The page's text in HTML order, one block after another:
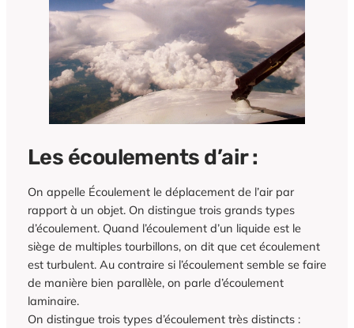
Les écoulements d’air :
On appelle Écoulement le déplacement de l’air par
rapport à un objet. On distingue trois grands types
d’écoulement. Quand l’écoulement d’un liquide est le
siège de multiples tourbillons, on dit que cet écoulement
est turbulent. Au contraire si l’écoulement semble se faire
de manière bien parallèle, on parle d’écoulement
laminaire.
On distingue trois types d’écoulement très distincts :